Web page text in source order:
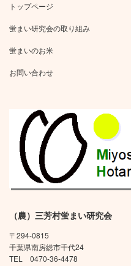
トップページ
蛍まい研究会の取り組み
蛍まいのお米
お問い合わせ
（農）三芳村蛍まい研究会
〒294-0815
千葉県南房総市千代24
TEL 0470-36-4478